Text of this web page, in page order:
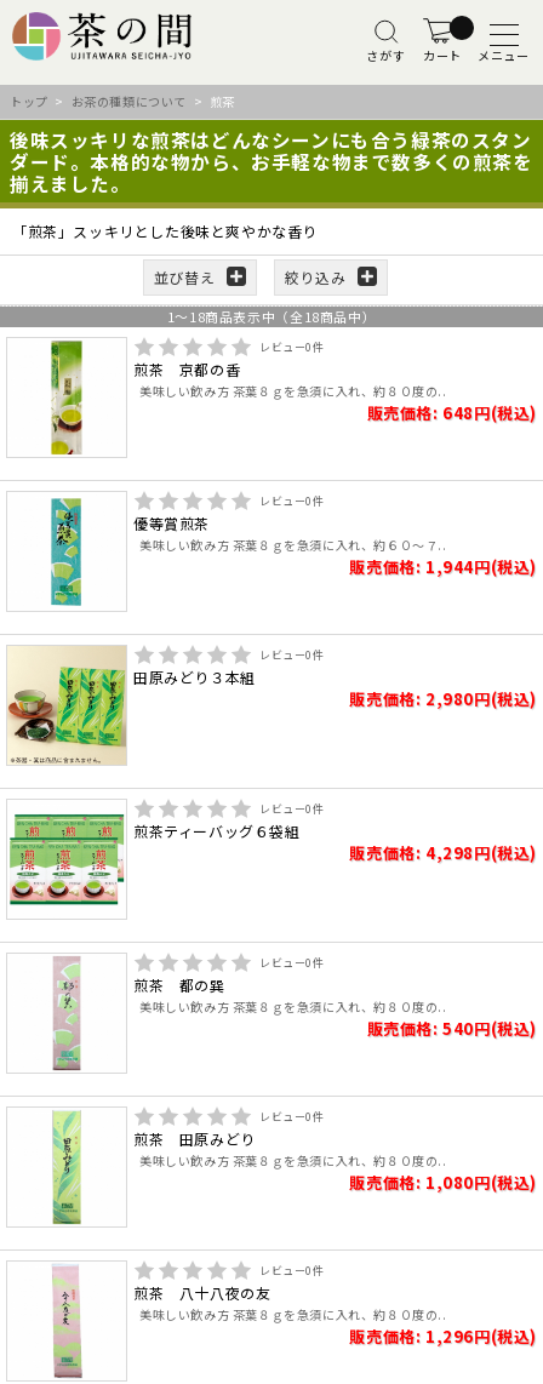
さがす カート メニュー
トップ > お茶の種類について > 煎茶
後味スッキリな煎茶はどんなシーンにも合う緑茶のスタン
ダード。本格的な物から、お手軽な物まで数多くの煎茶を
揃えました。
「煎茶」スッキリとした後味と爽やかな香り
並び替え 絞り込み
1～ 18商品表示中（全 18商品中）
レビュー0件
煎茶 京都の香
美味しい飲み方 茶葉８ｇを急須に入れ、約８０度の..
販売価格: 648円(税込)
レビュー0件
優等賞煎茶
美味しい飲み方 茶葉８ｇを急須に入れ、約６０～７..
販売価格: 1,944円(税込)
レビュー0件
田原みどり３本組
販売価格: 2,980円(税込)
レビュー0件
煎茶ティーバッグ６袋組
販売価格: 4,298円(税込)
レビュー0件
煎茶 都の巽
美味しい飲み方 茶葉８ｇを急須に入れ、約８０度の..
販売価格: 540円(税込)
レビュー0件
煎茶 田原みどり
美味しい飲み方 茶葉８ｇを急須に入れ、約８０度の..
販売価格: 1,080円(税込)
レビュー0件
煎茶 八十八夜の友
美味しい飲み方 茶葉８ｇを急須に入れ、約８０度の..
販売価格: 1,296円(税込)